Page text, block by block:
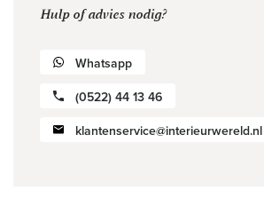
Hulp of advies nodig?
Whatsapp
(0522) 44 13 46
klantenservice@interieurwereld.nl